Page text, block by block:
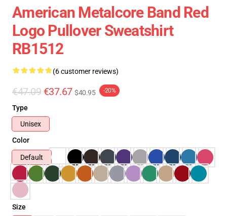
American Metalcore Band Red
Logo Pullover Sweatshirt
RB1512
(6 customer reviews)
€47.09 €37.67 $40.95 -20%
Type
Unisex
Color
Default
Size